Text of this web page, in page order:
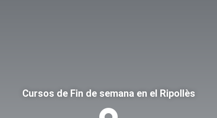
Cursos de Fin de semana en el Ripollès